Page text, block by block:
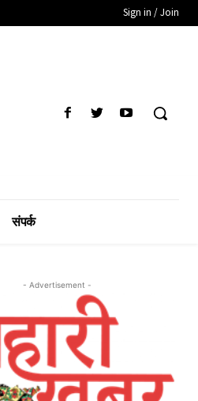
Sign in / Join
संपर्क
- Advertisement -